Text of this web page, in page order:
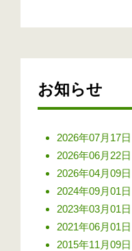
お知らせ
2026年07月
2026年06月22
2026年04月
2024年09月01
2023年03月
2021年06月
2015年11月